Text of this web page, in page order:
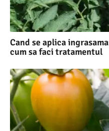
Cand se aplica
cum sa faci tratamentul